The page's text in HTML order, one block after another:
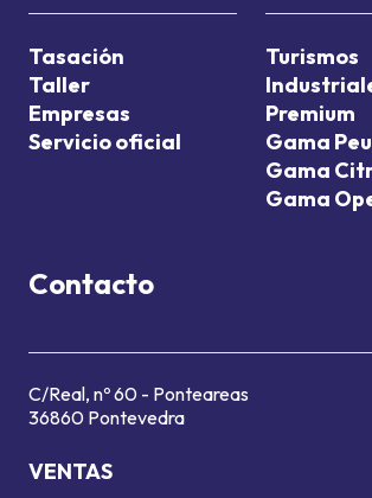
Tasación
Taller
Empresas
Servicio oficial
Turismos
Premium
Gama
Gama
Gama
Contacto
C/Real, nº 60 - Ponteareas
36860 Pontevedra
VENTAS